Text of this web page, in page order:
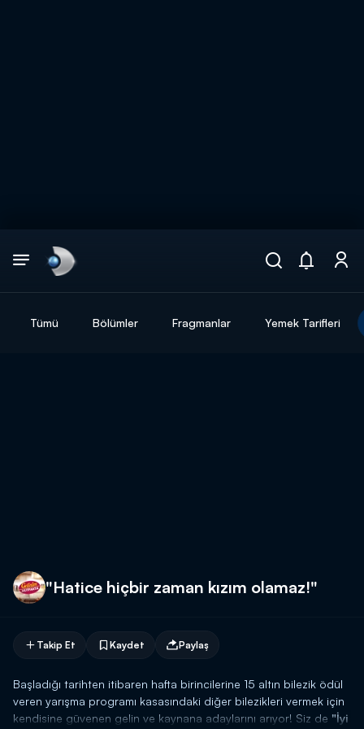
Tümü Bölümler Fragmanlar Yemek Tarifleri
"Hatice hiçbir zaman kızım olamaz!"
Takip Et Kaydet Paylaş
Başladığı tarihten itibaren hafta birincilerine 15 altın bilezik ödül
veren yarışma programı kasasındaki diğer bilezikleri vermek için
kendisine güvenen gelin ve kaynana adaylarını arıyor! Siz de "İyi